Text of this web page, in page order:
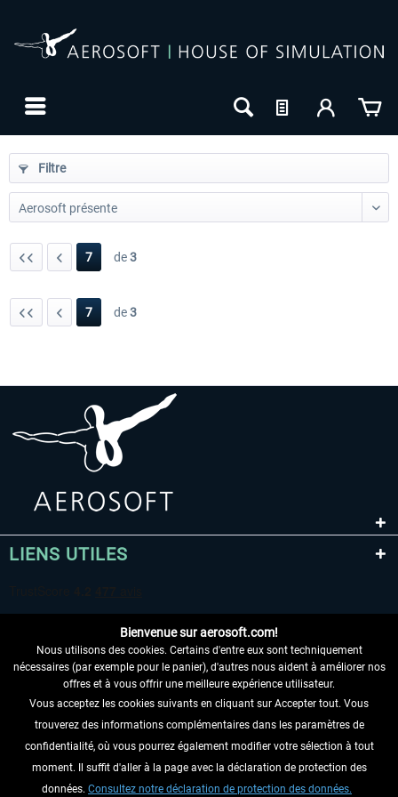
EmergencyDispatcherPro - 24h Free
0,00 € * 35,99 € *
Filtre
7 de3
7 de3
LIENS UTILES
RENONCER AU CONTRAT ICI
INFORMATIONS
NE MANQUEZ PAS LES DERNIÈRES
Bienvenue sur aerosoft.com!
Nous utilisons des cookies. Certains d'entre eux sont techniquement
nécessaires (par exemple pour le panier), d'autres nous aident à améliorer nos
offres et à vous offrir une meilleure expérience utilisateur.
Vous acceptez les cookies suivants en cliquant sur Accepter tout. Vous
trouverez des informations complémentaires dans les paramètres de
confidentialité, où vous pourrez également modifier votre sélection à tout
moment. Il suffit d'aller à la page avec la déclaration de protection des
données. Consultez notre déclaration de protection des données.